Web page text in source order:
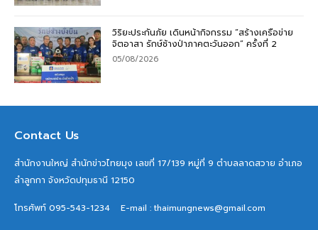
วิริยะประกันภัย เดินหน้ากิจกรรม “สร้างเครือข่าย
จิตอาสา รักษ์ช้างป่าภาคตะวันออก” ครั้งที่ 2
05/08/2026
Contact Us
สำนักงานใหญ่ สำนักข่าวไทยมุง เลขที่ 17/139 หมู่ที่ 9 ตำบลลาดสวาย อำเภอ
ลำลูกกา จังหวัดปทุมธานี 12150
โทรศัพท์ 095-543-1234 E-mail : thaimungnews@gmail.com